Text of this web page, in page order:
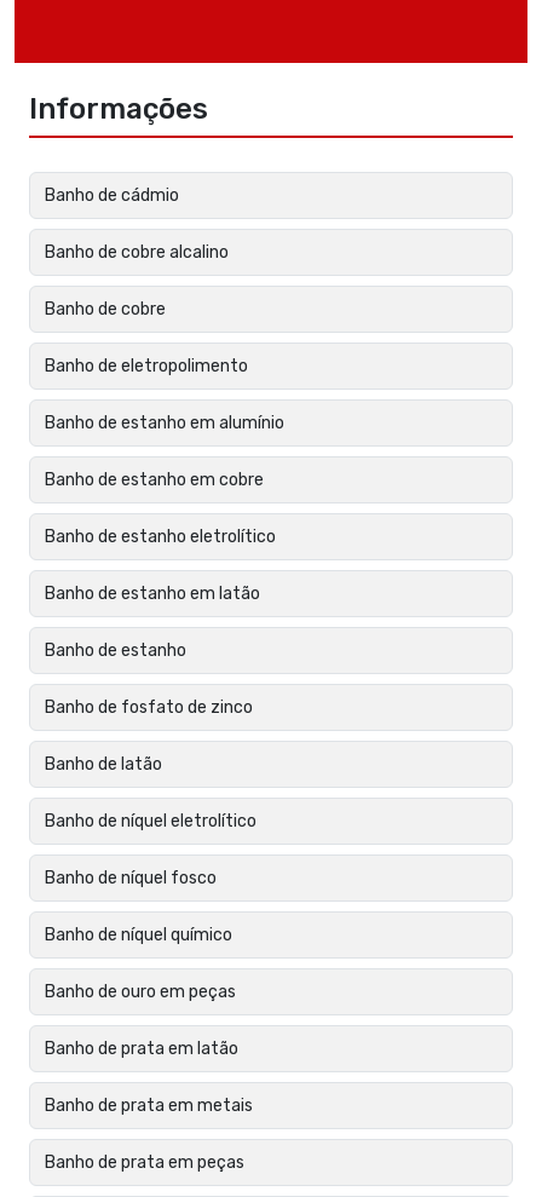
Informações
Banho de cádmio
Banho de cobre alcalino
Banho de cobre
Banho de eletropolimento
Banho de estanho em alumínio
Banho de estanho em cobre
Banho de estanho eletrolítico
Banho de estanho em latão
Banho de estanho
Banho de fosfato de zinco
Banho de latão
Banho de níquel eletrolítico
Banho de níquel fosco
Banho de níquel químico
Banho de ouro em peças
Banho de prata em latão
Banho de prata em metais
Banho de prata em peças